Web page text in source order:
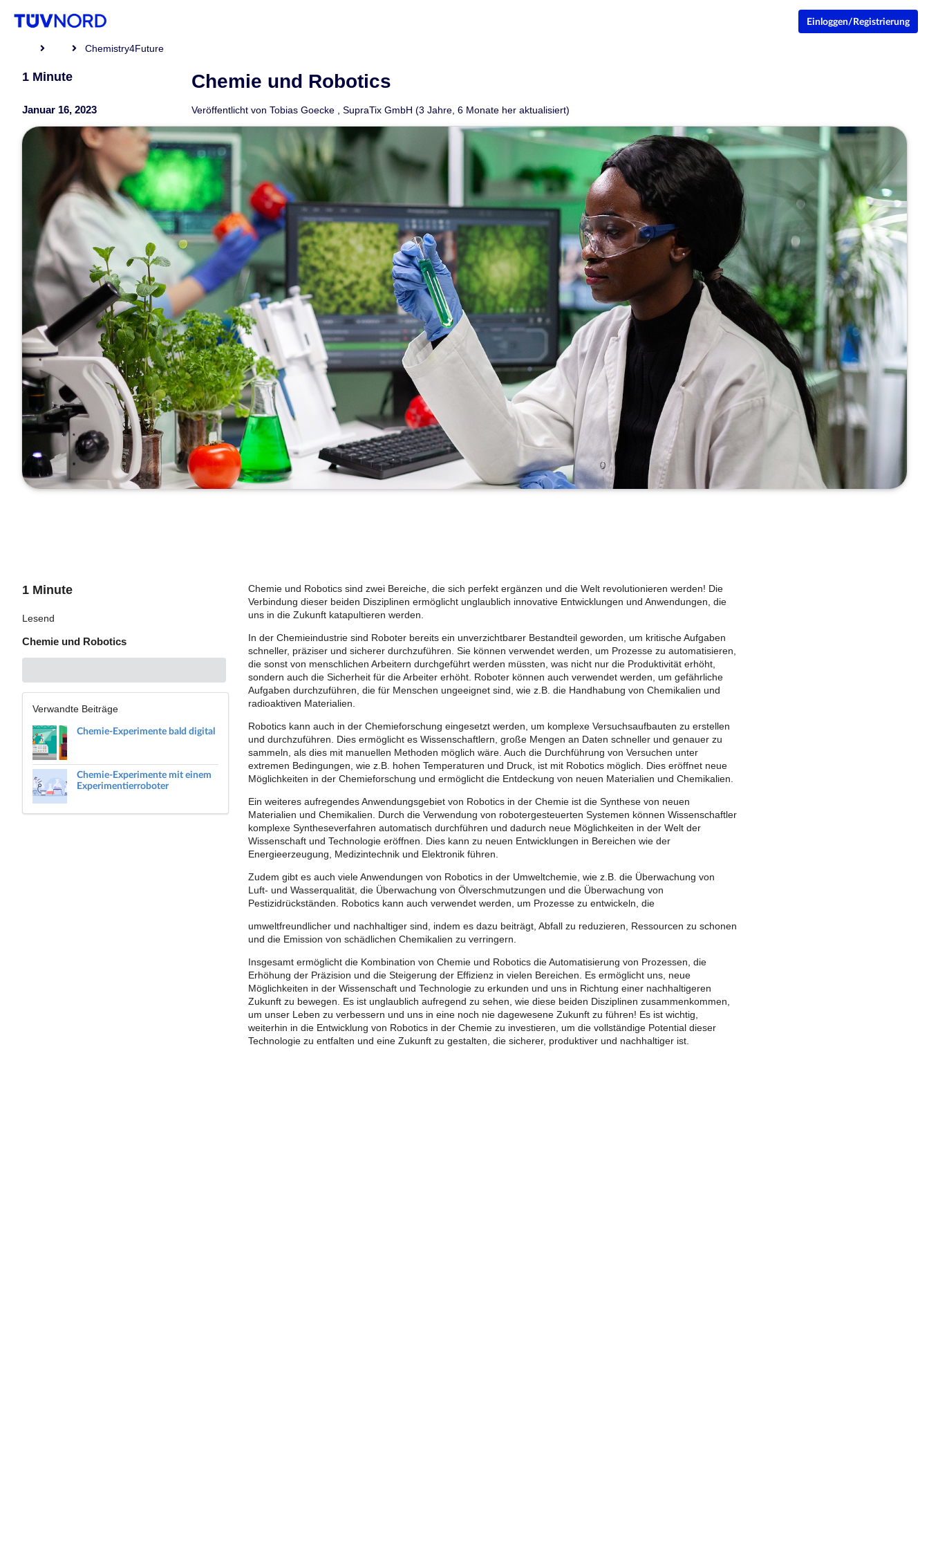
Einloggen/Registrierung
Chemistry4Future
1 Minute
Januar 16, 2023
Chemie und Robotics
Veröffentlicht vonTobias Goecke ,SupraTix GmbH (3 Jahre, 6 Monate her aktualisiert)
1 Minute
Lesend
Chemie und Robotics
Verwandte Beiträge
Chemie-Experimente bald digital
Chemie-Experimente mit einem
Experimentierroboter
Chemie und Robotics sind zwei Bereiche, die sich perfekt ergänzen und die Welt revolutionieren werden! Die
Verbindung dieser beiden Disziplinen ermöglicht unglaublich innovative Entwicklungen und Anwendungen, die
uns in die Zukunft katapultieren werden.
In der Chemieindustrie sind Roboter bereits ein unverzichtbarer Bestandteil geworden, um kritische Aufgaben
schneller, präziser und sicherer durchzuführen. Sie können verwendet werden, um Prozesse zu automatisieren,
die sonst von menschlichen Arbeitern durchgeführt werden müssten, was nicht nur die Produktivität erhöht,
sondern auch die Sicherheit für die Arbeiter erhöht. Roboter können auch verwendet werden, um gefährliche
Aufgaben durchzuführen, die für Menschen ungeeignet sind, wie z.B. die Handhabung von Chemikalien und
radioaktiven Materialien.
Robotics kann auch in der Chemieforschung eingesetzt werden, um komplexe Versuchsaufbauten zu erstellen
und durchzuführen. Dies ermöglicht es Wissenschaftlern, große Mengen an Daten schneller und genauer zu
sammeln, als dies mit manuellen Methoden möglich wäre. Auch die Durchführung von Versuchen unter
extremen Bedingungen, wie z.B. hohen Temperaturen und Druck, ist mit Robotics möglich. Dies eröffnet neue
Möglichkeiten in der Chemieforschung und ermöglicht die Entdeckung von neuen Materialien und Chemikalien.
Ein weiteres aufregendes Anwendungsgebiet von Robotics in der Chemie ist die Synthese von neuen
Materialien und Chemikalien. Durch die Verwendung von robotergesteuerten Systemen können Wissenschaftler
komplexe Syntheseverfahren automatisch durchführen und dadurch neue Möglichkeiten in der Welt der
Wissenschaft und Technologie eröffnen. Dies kann zu neuen Entwicklungen in Bereichen wie der
Energieerzeugung, Medizintechnik und Elektronik führen.
Zudem gibt es auch viele Anwendungen von Robotics in der Umweltchemie, wie z.B. die Überwachung von
Luft- und Wasserqualität, die Überwachung von Ölverschmutzungen und die Überwachung von
Pestizidrückständen. Robotics kann auch verwendet werden, um Prozesse zu entwickeln, die
umweltfreundlicher und nachhaltiger sind, indem es dazu beiträgt, Abfall zu reduzieren, Ressourcen zu schonen
und die Emission von schädlichen Chemikalien zu verringern.
Insgesamt ermöglicht die Kombination von Chemie und Robotics die Automatisierung von Prozessen, die
Erhöhung der Präzision und die Steigerung der Effizienz in vielen Bereichen. Es ermöglicht uns, neue
Möglichkeiten in der Wissenschaft und Technologie zu erkunden und uns in Richtung einer nachhaltigeren
Zukunft zu bewegen. Es ist unglaublich aufregend zu sehen, wie diese beiden Disziplinen zusammenkommen,
um unser Leben zu verbessern und uns in eine noch nie dagewesene Zukunft zu führen! Es ist wichtig,
weiterhin in die Entwicklung von Robotics in der Chemie zu investieren, um die vollständige Potential dieser
Technologie zu entfalten und eine Zukunft zu gestalten, die sicherer, produktiver und nachhaltiger ist.